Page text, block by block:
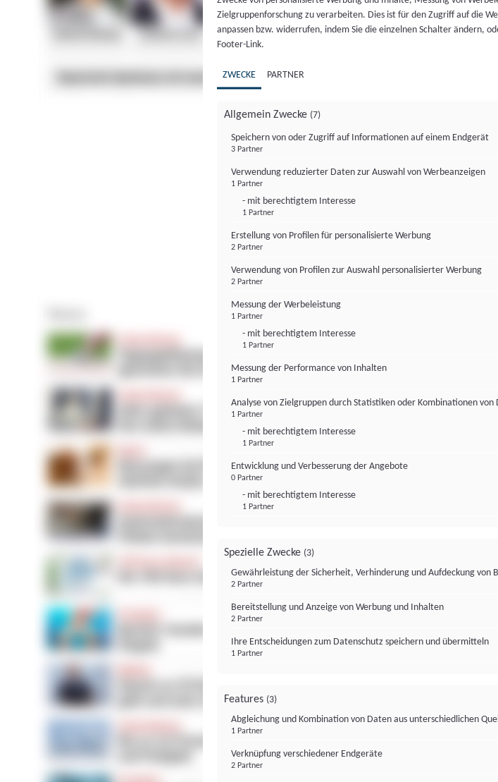
Zielgruppenforschung zu verarbeiten. Dies ist für den Zugriff auf die
anpassen bzw. widerrufen, indem Sie die einzelnen Schalter ändern,
Footer-Link.
ZWECKE PARTNER
Allgemein Zwecke (7)
Speichern von oder Zugriff auf Informationen auf einem Endgerät
3 Partner
Verwendung reduzierter Daten zur Auswahl von Werbeanzeigen
1 Partner
- mit berechtigtem Interesse
1 Partner
Erstellung von Profilen für personalisierte Werbung
2 Partner
Verwendung von Profilen zur Auswahl personalisierter Werbung
2 Partner
Messung der Werbeleistung
1 Partner
- mit berechtigtem Interesse
1 Partner
Messung der Performance von Inhalten
1 Partner
Analyse von Zielgruppen durch Statistiken oder Kombinationen von
1 Partner
- mit berechtigtem Interesse
1 Partner
Entwicklung und Verbesserung der Angebote
0 Partner
- mit berechtigtem Interesse
1 Partner
Spezielle Zwecke (3)
Gewährleistung der Sicherheit, Verhinderung und Aufdeckung von
2 Partner
Bereitstellung und Anzeige von Werbung und Inhalten
2 Partner
Ihre Entscheidungen zum Datenschutz speichern und übermitteln
1 Partner
Features (3)
Abgleichung und Kombination von Daten aus unterschiedlichen
1 Partner
Verknüpfung verschiedener Endgeräte
2 Partner